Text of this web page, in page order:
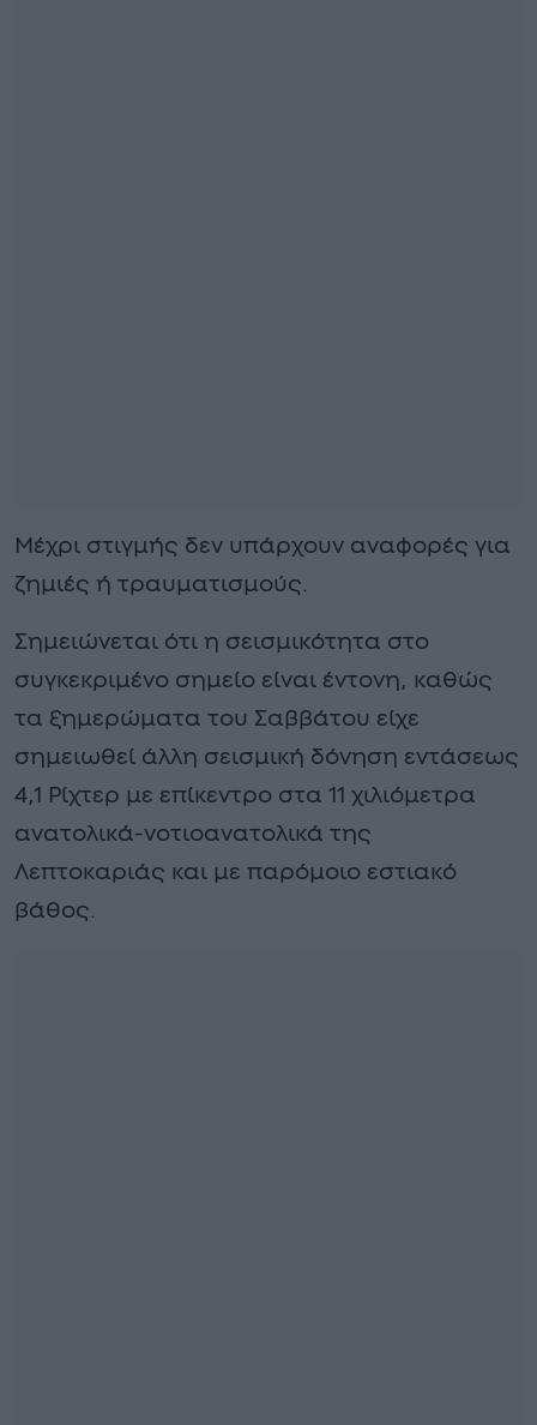
Μέχρι στιγμής δεν υπάρχουν αναφορές για
ζημιές ή τραυματισμούς.
Σημειώνεται ότι η σεισμικότητα στο
συγκεκριμένο σημείο είναι έντονη, καθώς
τα ξημερώματα του Σαββάτου είχε
σημειωθεί άλλη σεισμική δόνηση εντάσεως
4,1 Ρίχτερ με επίκεντρο στα 11 χιλιόμετρα
ανατολικά-νοτιοανατολικά της
Λεπτοκαριάς και με παρόμοιο εστιακό
βάθος.